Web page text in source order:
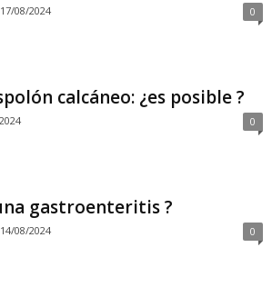
17/08/2024 0
calcáneo: ¿es posible ?
0
gastroenteritis ?
14/08/2024 0